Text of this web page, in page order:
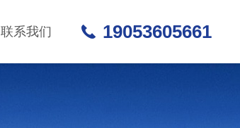
联系我们 19053605661